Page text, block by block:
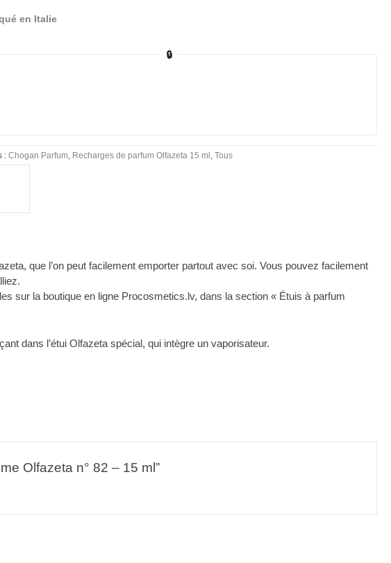
en Italie
🔒
:Chogan Parfum Recharges de parfum Olfazeta 15 ml ,Tous
que l’on peut facilement emporter partout avec soi. Vous pouvez facilement
sur la boutique en ligne Procosmetics.lv, dans la section « Étuis à parfum
dans l’étui Olfazeta spécial, qui intègre un vaporisateur.
Olfazeta n° 82 – 15 ml”